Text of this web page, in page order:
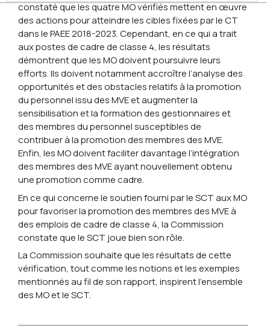
constaté que les quatre MO vérifiés mettent en œuvre
des actions pour atteindre les cibles fixées par le CT
dans le PAEE 2018-2023. Cependant, en ce qui a trait
aux postes de cadre de classe 4, les résultats
démontrent que les MO doivent poursuivre leurs
efforts. Ils doivent notamment accroître l’analyse des
opportunités et des obstacles relatifs à la promotion
du personnel issu des MVE et augmenter la
sensibilisation et la formation des gestionnaires et
des membres du personnel susceptibles de
contribuer à la promotion des membres des MVE.
Enfin, les MO doivent faciliter davantage l’intégration
des membres des MVE ayant nouvellement obtenu
une promotion comme cadre.
En ce qui concerne le soutien fourni par le SCT aux MO
pour favoriser la promotion des membres des MVE à
des emplois de cadre de classe 4, la Commission
constate que le SCT joue bien son rôle.
La Commission souhaite que les résultats de cette
vérification, tout comme les notions et les exemples
mentionnés au fil de son rapport, inspirent l’ensemble
des MO et le SCT.